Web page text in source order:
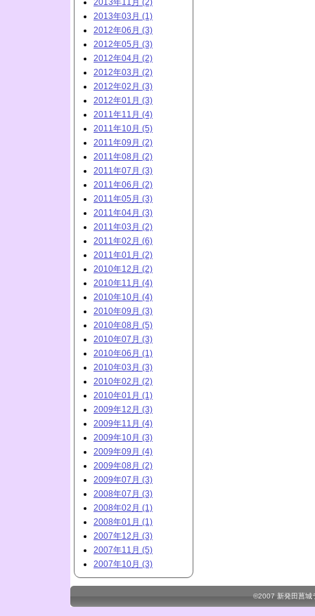
2013年11月 (2)
2013年03月 (1)
2012年06月 (3)
2012年05月 (3)
2012年04月 (2)
2012年03月 (2)
2012年02月 (3)
2012年01月 (3)
2011年11月 (4)
2011年10月 (5)
2011年09月 (2)
2011年08月 (2)
2011年07月 (3)
2011年06月 (2)
2011年05月 (3)
2011年04月 (3)
2011年03月 (2)
2011年02月 (6)
2011年01月 (2)
2010年12月 (2)
2010年11月 (4)
2010年10月 (4)
2010年09月 (3)
2010年08月 (5)
2010年07月 (3)
2010年06月 (1)
2010年03月 (3)
2010年02月 (2)
2010年01月 (1)
2009年12月 (3)
2009年11月 (4)
2009年10月 (3)
2009年09月 (4)
2009年08月 (2)
2009年07月 (3)
2008年07月 (3)
2008年02月 (1)
2008年01月 (1)
2007年12月 (3)
2007年11月 (5)
2007年10月 (3)
©2007 新発田菖城